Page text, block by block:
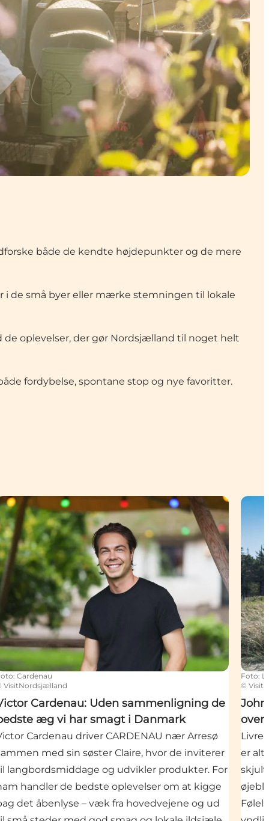
både de kendte højdepunkter og de mere
i de små byer eller mærke stemningen til lokale
oplevelser, der gør Nordsjælland til noget helt
fordybelse, spontane stop og nye favoritter.
bod
Cardenau: Uden sammenligning de bedste æg vi
: Cardenau
VisitNordsjælland
Cardenau: Uden sammenligning de
æg vi har smagt i Danmark
Cardenau driver CARDENAU nær Arresø
med sin søster Claire, hvor de inviterer
langbordsmiddage og udvikler produkter. For
handler de bedste oplevelser om at kigge
det åbenlyse – væk fra hovedvejene og ud
John
Foto:
©
er